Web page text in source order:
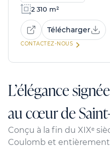
2 310 m²
Télécharger
CONTACTEZ-NOUS
L’élégance
au cœur de
Conçu à la fin du XIXᵉ
Coulomb et entièrement